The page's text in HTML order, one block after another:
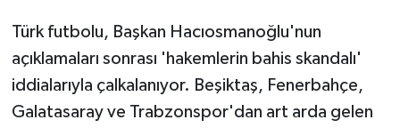
Türk futbolu, Başkan Hacıosmanoğlu'nun
açıklamaları sonrası 'hakemlerin bahis skandalı'
iddialarıyla çalkalanıyor. Beşiktaş, Fenerbahçe,
Galatasaray ve Trabzonspor'dan art arda gelen